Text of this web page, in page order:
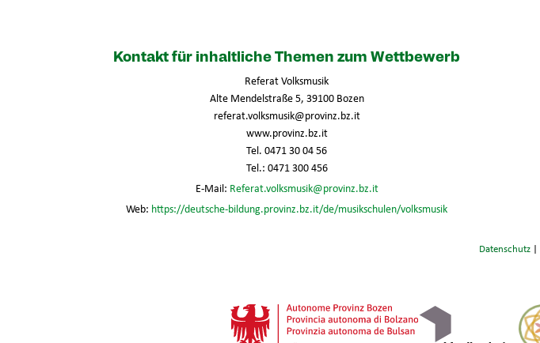
Kontakt für inhaltliche Themen zum Wettbewerb
Referat Volksmusik
Alte Mendelstraße 5, 39100 Bozen
referat.volksmusik@provinz.bz.it
www.provinz.bz.it
Tel. 0471 30 04 56
Tel.: 0471 300 456
E-Mail: Referat.volksmusik@provinz.bz.it
Web: https://deutsche-bildung.provinz.bz.it/de/musikschulen/volksmusik
Datenschutz|